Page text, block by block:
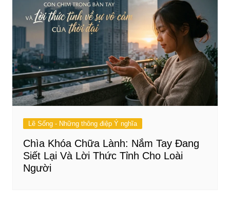
Lẽ Sống - Những thông điệp Ý nghĩa
Chìa Khóa Chữa Lành: Nắm Tay Đang
Siết Lại Và Lời Thức Tỉnh Cho Loài
Người